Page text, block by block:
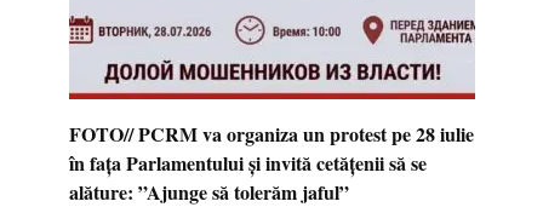
FOTO// PCRM va organiza un protest pe 28 iulie
în fața Parlamentului și invită cetățenii să se
alăture: ”Ajunge să tolerăm jaful”